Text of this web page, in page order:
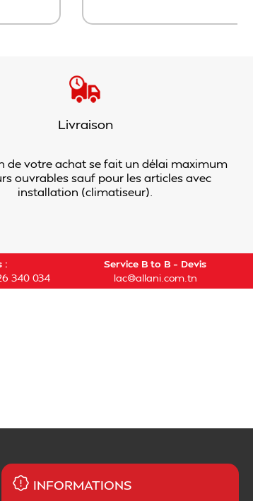
Livraison
de votre achat se fait un délai maximum
ouvrables sauf pour les articles avec
installation (climatiseur).
:
340 034
Service B to B – Devis
lac@allani.com.tn
INFORMATIONS